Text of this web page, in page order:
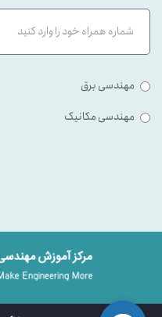
مهندسی برق
مهندسی مکانیک